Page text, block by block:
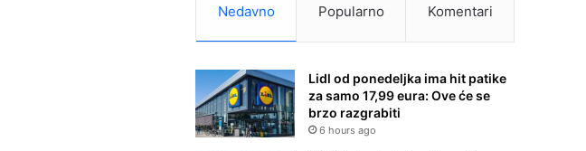
Nedavno Popularno Komentari
Lidl od ponedeljka ima hit patike
za samo 17,99 eura: Ove će se
brzo razgrabiti
6 hours ago